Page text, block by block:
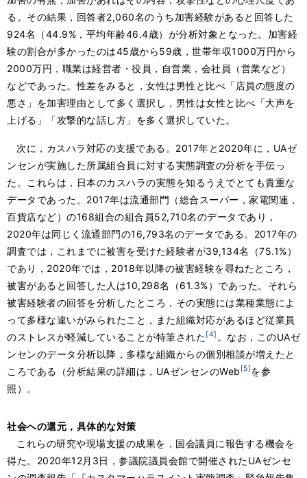
る。その結果，回答者2,060名のうち加害経験があると回答した
924名（44.9%，平均年齢46.4歳）が分析対象となった。加害経
験の割合が多かったのは45歳から59歳，世帯年収1000万円から
2000万円，職業は経営者・役員，自営業，会社員（営業など）
などであった。性差をみると，女性は男性と比べ「店員の態度の
悪さ」を加害理由として多く選択し，男性は女性と比べ「大声を
上げる」「攻撃的な話し方」を多く選択していた。
次に，カスハラ対応の支援である。2017年と2020年に，UAゼ
ンセンが実施した所属組合員に対する実態調査の分析を手伝っ
た。これらは，日本のカスハラの実態を知るうえでとても貴重な
データであった。2017年は流通部門（総合スーパー，家電関連，
百貨店など）の168組合の組合員52,710名のデータであり，
2020年は同じく流通部門の16,793名のデータである。2017年の
調査では，これまでに被害を受けた経験者が39,134名（75.1%）
であり，2020年では，2018年以降の被害経験を尋ねたところ，
被害があると回答した人は10,298名（61.3%）であった。それら
被害経験者の回答を分析したところ，その実態には業種業態によ
って多様な違いがみられたこと，また組織対応があるほど従業員
のストレスが軽減していることが特筆された [4] 。なお，このUAゼ
ンセンのデータ分析以降，多様な組織からの個別相談が増えたと
ころである（分析結果の詳細は，UAゼンセンのWeb [5] を参
照）。
社会への還元，具体的な対策
これらの研究や現場支援の成果を，国会議員に報告する機会を
得た。2020年12月3日，参議院議員会館で開催されたUAゼンセ